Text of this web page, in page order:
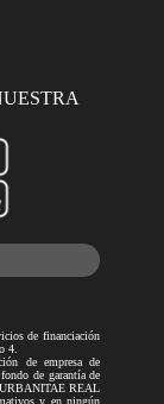
de financiación
4.
de empresa de
de garantía de
URBANITAE REAL
y en ningún